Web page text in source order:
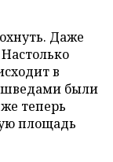
Даже
в
шведами были
теперь
площадь